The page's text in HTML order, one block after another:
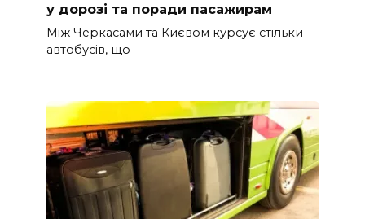
у дорозі та поради пасажирам
Між Черкасами та Києвом курсує стільки
автобусів, що